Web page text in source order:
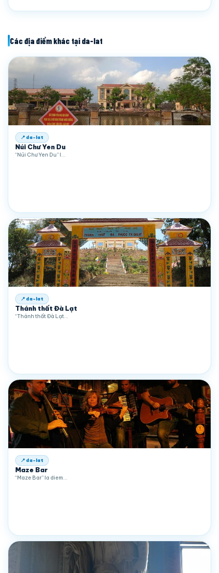
Các địa điểm khác tại da-lat
📍 da-lat
Núi Chư Yen Du
“Núi Chư Yen Du” l…
📍 da-lat
Thánh thất Đà Lạt
“Thánh thất Đà Lạt…
📍 da-lat
Maze Bar
“Maze Bar” la diem…